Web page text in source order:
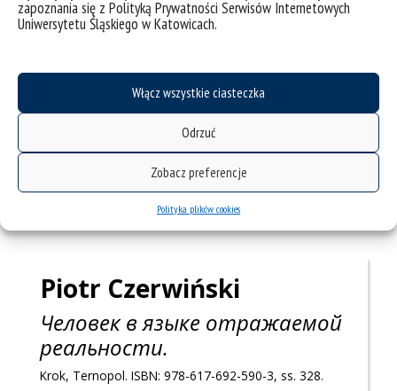
zapoznania się z Polityką Prywatności Serwisów Internetowych
Uniwersytetu Śląskiego w Katowicach.
Włącz wszystkie ciasteczka
Odrzuć
Zobacz preferencje
Polityka plików cookies
Piotr Czerwiński
Человек в языке отражаемой
реальности.
Krok, Ternopol. ISBN: 978-617-692-590-3, ss. 328.